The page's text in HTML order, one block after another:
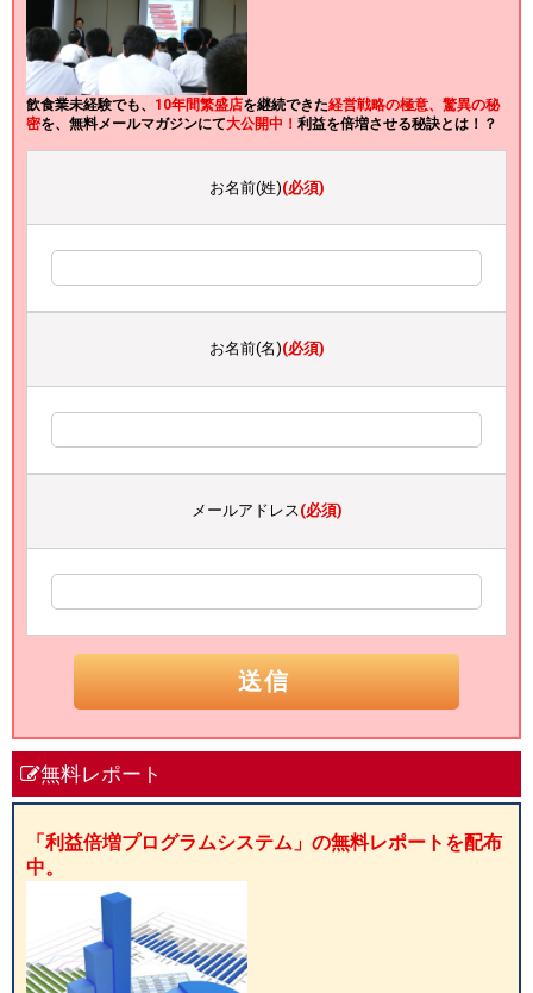
飲食業未経験でも、 10年間繁盛店を継続できた経営戦略の極意、驚異の秘
密を、無料メールマガジンにて大公開中！ 利益を倍増させる秘訣とは！？
お名前(姓)(必須)
お名前(名)(必須)
メールアドレス(必須)
無料レポート
「利益倍増プログラムシステム」の無料レポートを配布
中。